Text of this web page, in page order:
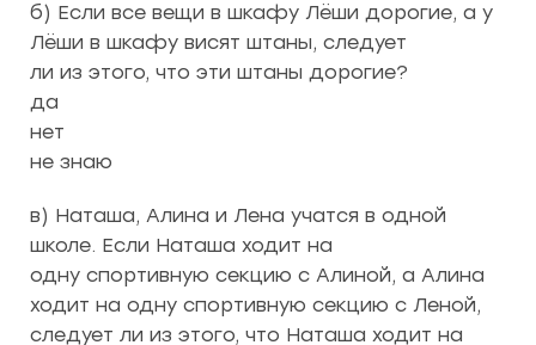
б) Если все вещи в шкафу Лёши дорогие, а у
Лёши в шкафу висят штаны, следует
ли из этого, что эти штаны дорогие?
да
нет
не знаю
в) Наташа, Алина и Лена учатся в одной
школе. Если Наташа ходит на
одну спортивную секцию с Алиной, а Алина
ходит на одну спортивную секцию с Леной,
следует ли из этого, что Наташа ходит на